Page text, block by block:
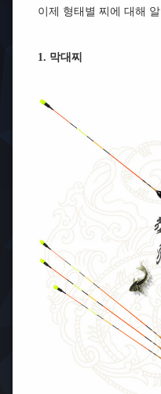
이제 형태별 찌에 대해
1. 막대찌